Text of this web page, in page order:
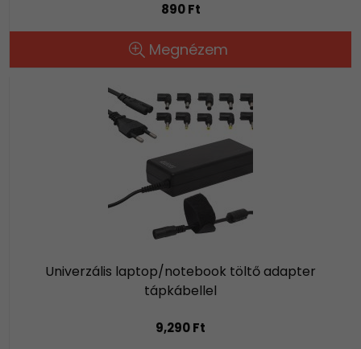
890 Ft
Megnézem
Univerzális laptop/notebook töltő adapter
tápkábellel
9,290 Ft